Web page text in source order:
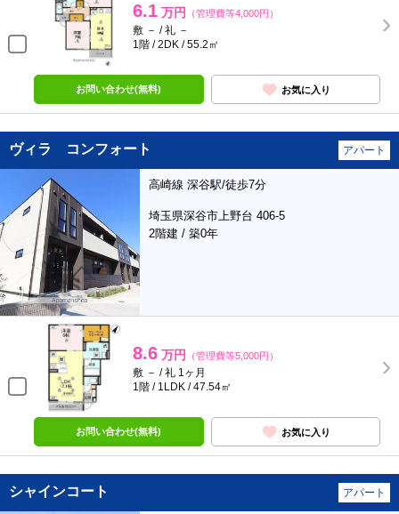
6.1 万円 （管理費等4,000円）
敷 － / 礼 －
1階 / 2DK / 55.2㎡
お問い合わせ(無料) お気に入り
ヴィラ コンフォート アパート
高崎線 深谷駅/徒歩7分
埼玉県深谷市上野台 406-5
2階建 / 築0年
8.6 万円 （管理費等5,000円）
敷 － / 礼 1ヶ月
1階 / 1LDK / 47.54㎡
お問い合わせ(無料) お気に入り
シャインコート アパート